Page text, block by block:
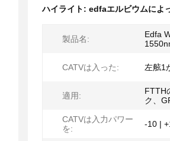
ハイライト: edfaエルビウムによ
製品名:
Edfa
CATVは入った: 左舷1
適用:
FTTH
ク、
CATVは入力パワー
を:
-10 |